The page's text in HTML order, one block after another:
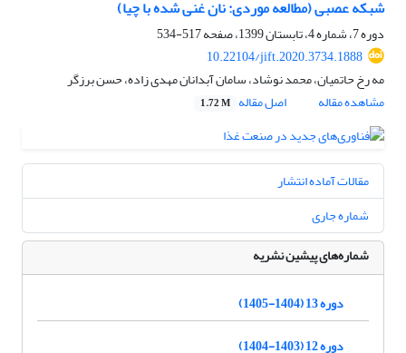
شبکه عصبی (مطالعه موردی: نان غنی شده با چیا)
دوره 7، شماره 4، تابستان 1399، صفحه
517-534
10.22104/jift.2020.3734.1888
مه رخ حاتمیان، محمد نوشاد، سامان آبدانان مهدی زاده، حسن برزگر
مشاهده مقاله
اصل مقاله 1.72 M
مقالات آماده انتشار
شماره جاری
شماره‌های پیشین نشریه
دوره 13 (1404-1405)
دوره 12 (1403-1404)